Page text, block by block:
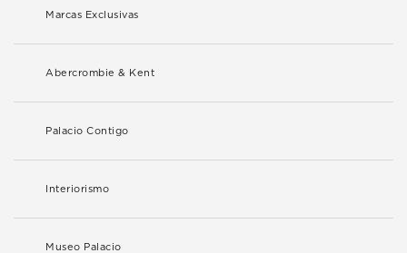
Marcas Exclusivas
Abercrombie & Kent
Palacio Contigo
Interiorismo
Museo Palacio